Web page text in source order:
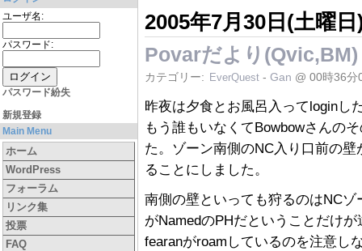
ユーザ名:
パスワード:
パスワード紛失
新規登録
Main Menu
ホーム
WordPress
フォーラム
リンク集
投票
FAQ
2005年7月30日(土曜日
Povarだより(Qvic,BM)
カテゴリー: EverQuest - Gan @ 00時36分
昨夜は夕食とお風呂入ってloginし
もう誰もいなくてBowbowさんの
た。ゾーン南側のNC入り口前の
ることにしました。
南側の壁といっても狩るのはNC
がNamedのPHだということだけ
fearanがroamしているのを注意し